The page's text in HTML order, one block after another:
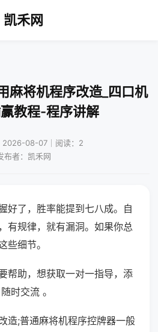
凯禾网
麻将机程序改造_四口机
教程-程序讲解
2026-08-07｜阅读：2
布者：凯禾网
好了，胜率能提到七八成。自
有规律，就有漏洞。如果你总
些细节。
帮助，想获取一对一指导，添
时交流 。
造;普通麻将机程序控牌器一般